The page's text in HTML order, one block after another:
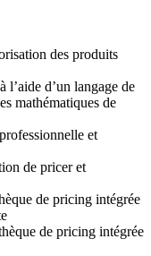
des produits
d’un langage de
mathématiques de
et
de pricer et
de pricing intégrée
de pricing intégrée